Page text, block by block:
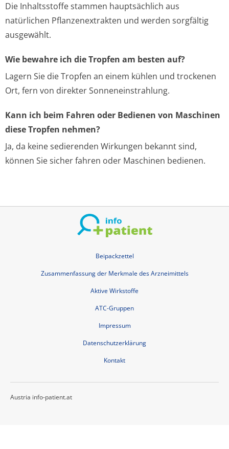
Die Inhaltsstoffe stammen hauptsächlich aus
natürlichen Pflanzenextrakten und werden sorgfältig
ausgewählt.
Wie bewahre ich die Tropfen am besten auf?
Lagern Sie die Tropfen an einem kühlen und trockenen
Ort, fern von direkter Sonneneinstrahlung.
Kann ich beim Fahren oder Bedienen von Maschinen
diese Tropfen nehmen?
Ja, da keine sedierenden Wirkungen bekannt sind,
können Sie sicher fahren oder Maschinen bedienen.
Beipackzettel
Zusammenfassung der Merkmale des Arzneimittels
Aktive Wirkstoffe
ATC-Gruppen
Impressum
Datenschutzerklärung
Kontakt
Austria info-patient.at